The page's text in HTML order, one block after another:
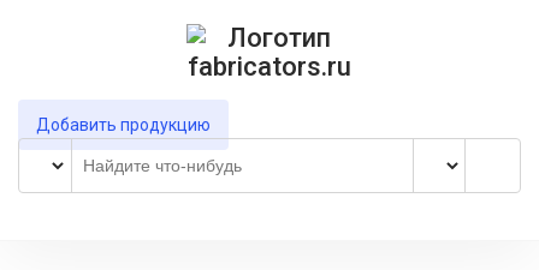
Добавить продукцию